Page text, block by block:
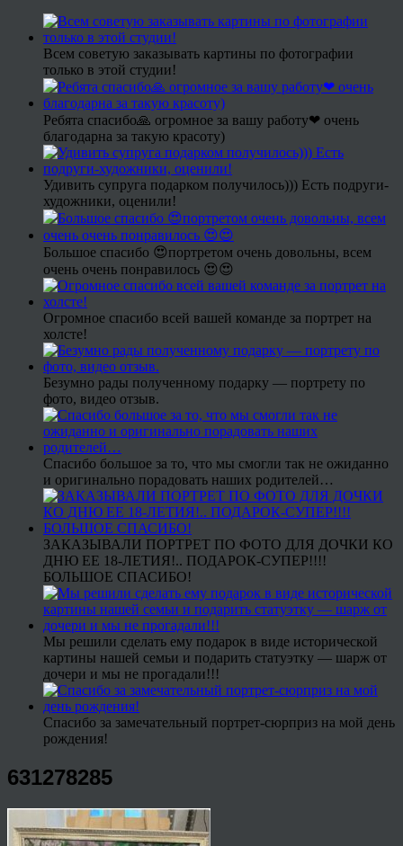
Всем советую заказывать картины по фотографии
только в этой студии!
Ребята спасибо🙏 огромное за вашу работу❤ очень
благодарна за такую красоту)
Удивить супруга подарком получилось))) Есть подруги-
художники, оценили!
Большое спасибо 😍портретом очень довольны, всем
очень очень понравилось 😍😍
Огромное спасибо всей вашей команде за портрет на
холсте!
Безумно рады полученному подарку — портрету по
фото, видео отзыв.
Спасибо большое за то, что мы смогли так не ожиданно
и оригинально порадовать наших родителей…
ЗАКАЗЫВАЛИ ПОРТРЕТ ПО ФОТО ДЛЯ ДОЧКИ КО
ДНЮ ЕЕ 18-ЛЕТИЯ!.. ПОДАРОК-СУПЕР!!!!
БОЛЬШОЕ СПАСИБО!
Мы решили сделать ему подарок в виде исторической
картины нашей семьи и подарить статуэтку — шарж от
дочери и мы не прогадали!!!
Спасибо за замечательный портрет-сюрприз на мой день
рождения!
631278285